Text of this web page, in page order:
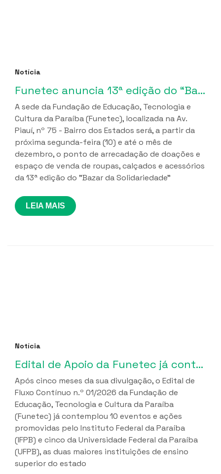
Notícia
Funetec anuncia 13ª edição do “Bazar da Solidariedade”
A sede da Fundação de Educação, Tecnologia e
Cultura da Paraíba (Funetec), localizada na Av.
Piauí, nº 75 - Bairro dos Estados será, a partir da
próxima segunda-feira (10) e até o mês de
dezembro, o ponto de arrecadação de doações e
espaço de venda de roupas, calçados e acessórios
da 13ª edição do "Bazar da Solidariedade”
LEIA MAIS
Notícia
Edital de Apoio da Funetec já contemplou 10 iniciativas do IFPB e 5 da UFPB
Após cinco meses da sua divulgação, o Edital de
Fluxo Contínuo n.º 01/2026 da Fundação de
Educação, Tecnologia e Cultura da Paraíba
(Funetec) já contemplou 10 eventos e ações
promovidas pelo Instituto Federal da Paraíba
(IFPB) e cinco da Universidade Federal da Paraíba
(UFPB), as duas maiores instituições de ensino
superior do estado